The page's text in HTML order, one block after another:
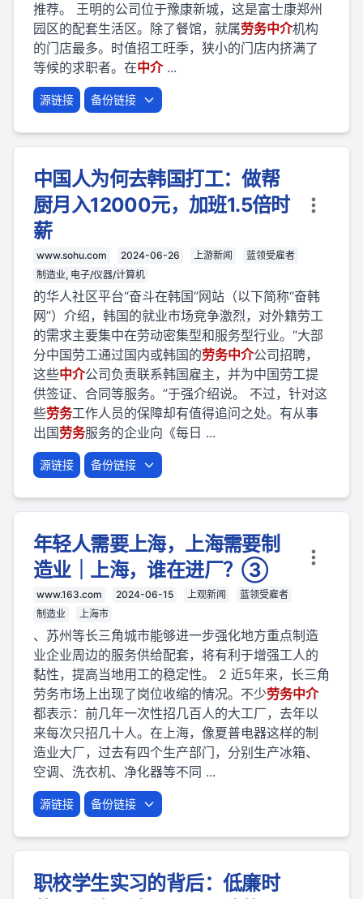
推荐。 王明的公司位于豫康新城，这是富士康郑州
园区的配套生活区。除了餐馆，就属劳务中介机构
的门店最多。时值招工旺季，狭小的门店内挤满了
等候的求职者。在中介...
源链接 备份链接
中国人为何去韩国打工：做帮
厨月入12000元，加班1.5倍时
薪
www.sohu.com 2024-06-26 上游新闻
蓝领受雇者
制造业, 电子/仪器/计算机
的华人社区平台“奋斗在韩国”网站（以下简称“奋韩
网”）介绍，韩国的就业市场竞争激烈，对外籍劳工
的需求主要集中在劳动密集型和服务型行业。“大部
分中国劳工通过国内或韩国的劳务中介公司招聘，
这些中介公司负责联系韩国雇主，并为中国劳工提
供签证、合同等服务。”于强介绍说。 不过，针对这
些劳务工作人员的保障却有值得追问之处。有从事
出国劳务服务的企业向《每日 ...
源链接 备份链接
年轻人需要上海，上海需要制
造业｜上海，谁在进厂？③
www.163.com 2024-06-15 上观新闻
蓝领受雇者
制造业
上海市
、苏州等长三角城市能够进一步强化地方重点制造
业企业周边的服务供给配套，将有利于增强工人的
黏性，提高当地用工的稳定性。 2 近5年来，长三角
劳务市场上出现了岗位收缩的情况。不少劳务中介
都表示：前几年一次性招几百人的大工厂，去年以
来每次只招几十人。在上海，像夏普电器这样的制
造业大厂，过去有四个生产部门，分别生产冰箱、
空调、洗衣机、净化器等不同 ...
源链接 备份链接
职校学生实习的背后：低廉时